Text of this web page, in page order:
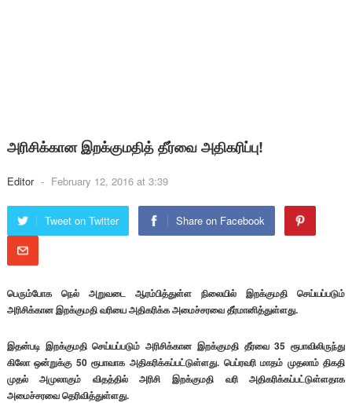
அரிசிக்கான இறக்குமதித் தீர்வை அதிகரிப்பு!
Editor - February 12, 2016 at 3:39
Tweet on Twitter Share on Facebook
பெரும்போக நெல் அறுவடை ஆரம்பித்துள்ள நிலையில் இறக்குமதி செய்யப்படும்
அரிசிக்கான இறக்குமதி வரியை அதிகரிக்க அமைச்சரவை தீர்மானித்துள்ளது.
இதன்படி இறக்குமதி செய்யப்படும் அரிசிக்கான இறக்குமதி தீர்வை 35 ரூபாவிலிருந்து
கிலோ ஒன்றுக்கு 50 ரூபாவாக அதிகரிக்கப்பட்டுள்ளது. பெப்ரவரி மாதம் முதலாம் திகதி
முதல் அமுலாகும் விதத்தில் அரிசி இறக்குமதி வரி அதிகரிக்கப்பட்டுள்ளதாக
அமைச்சரவை தெரிவித்துள்ளது.